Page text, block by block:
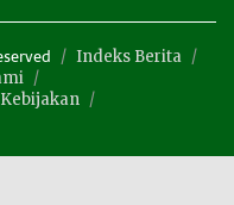
Indeks Berita